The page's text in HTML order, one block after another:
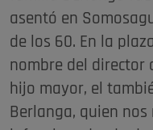
asentó en
de los 60. En la
nombre del director
hijo mayor, el
Berlanga, quien